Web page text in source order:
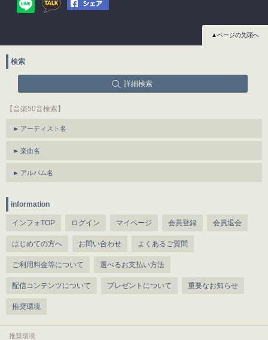
▲ページの先頭へ
検索
詳細検索
【音楽50音検索】
アーティスト名
楽曲名
アルバム名
information
インフォTOP ログイン マイページ 会員登録 会員退会
はじめての方へ お問い合わせ よくあるご質問
ご利用料金等について 選べるお支払い方法
配信コンテンツについて プレゼントについて 重要なお知らせ
推奨環境
推奨環境